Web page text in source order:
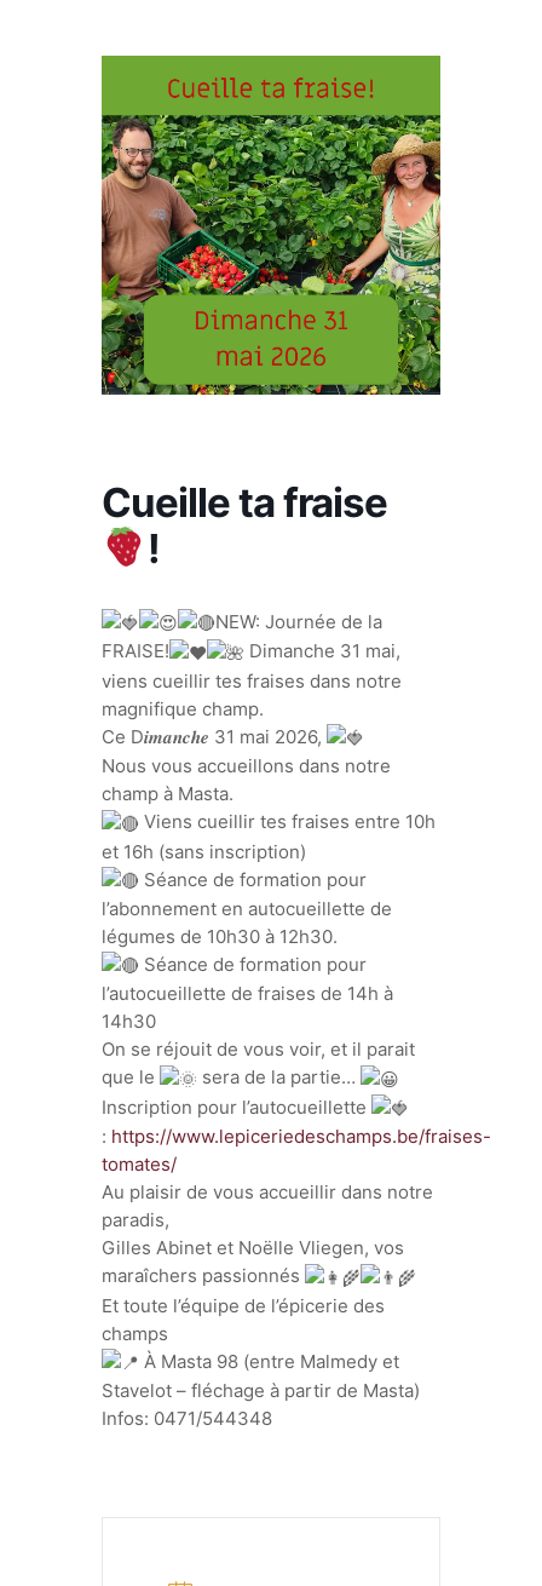
Cueille ta fraise
!
NEW: Journée de la
FRAISE!
Dimanche 31 mai,
viens cueillir tes fraises dans notre
magnifique champ.
Ce D𝒊𝒎𝒂𝒏𝒄𝒉𝒆 31 mai 2026,
Nous vous accueillons dans notre
champ à Masta.
Viens cueillir tes fraises entre 10h
et 16h (sans inscription)
Séance de formation pour
l’abonnement en autocueillette de
légumes de 10h30 à 12h30.
Séance de formation pour
l’autocueillette de fraises de 14h à
14h30
On se réjouit de vous voir, et il parait
que le
sera de la partie…
Inscription pour l’autocueillette
: https://www.lepiceriedeschamps.be/fraises-
tomates/
Au plaisir de vous accueillir dans notre
paradis,
Gilles Abinet et Noëlle Vliegen, vos
maraîchers passionnés
Et toute l’équipe de l’épicerie des
champs
À Masta 98 (entre Malmedy et
Stavelot – fléchage à partir de Masta)
Infos: 0471/544348